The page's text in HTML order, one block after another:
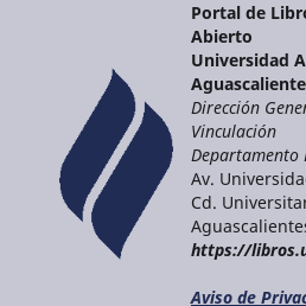
Portal de
Abierto
Universidad
Dirección
Vinculación
Departamento
Av.
Cd.
https://
Aviso de